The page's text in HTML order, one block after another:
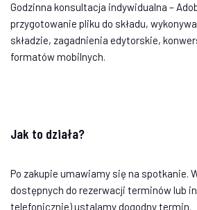
Godzinna konsultacja indywidualna –
przygotowanie pliku do składu,
składzie, zagadnienia edytorskie,
formatów mobilnych.
Jak to działa?
Po zakupie umawiamy się na spotkanie.
dostępnych do rezerwacji terminów lub
telefonicznie) ustalamy dogodny termin.